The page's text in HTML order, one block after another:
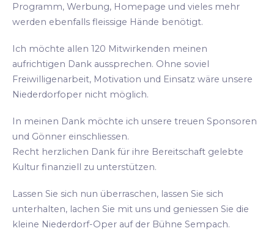
Programm, Werbung, Homepage und vieles mehr
werden ebenfalls fleissige Hände benötigt.
Ich möchte allen 120 Mitwirkenden meinen
aufrichtigen Dank aussprechen. Ohne soviel
Freiwilligenarbeit, Motivation und Einsatz wäre unsere
Niederdorfoper nicht möglich.
In meinen Dank möchte ich unsere treuen Sponsoren
und Gönner einschliessen.
Recht herzlichen Dank für ihre Bereitschaft gelebte
Kultur finanziell zu unterstützen.
Lassen Sie sich nun überraschen, lassen Sie sich
unterhalten, lachen Sie mit uns und geniessen Sie die
kleine Niederdorf-Oper auf der Bühne Sempach.